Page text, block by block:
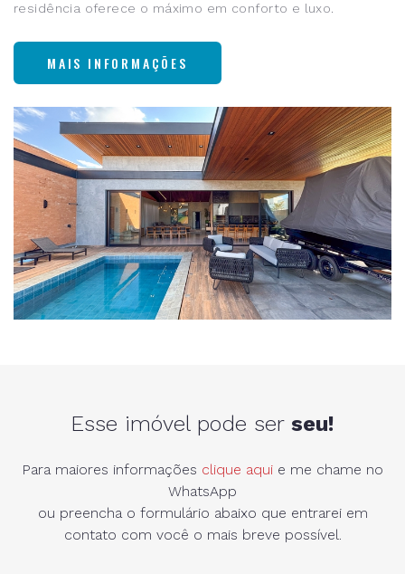
residência oferece o máximo em conforto e luxo.
MAIS INFORMAÇÕES
Esse imóvel pode ser seu!
Para maiores informações clique aqui e me chame no
WhatsApp
ou preencha o formulário abaixo que entrarei em
contato com você o mais breve possível.